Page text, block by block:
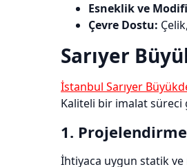
Esneklik ve
Çevre Dostu:
Sarıyer
İstanbul Sarıyer
Kaliteli bir imalat süreci
1.
İhtiyaca uygun statik ve